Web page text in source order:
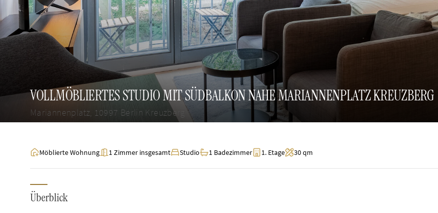
VOLLMÖBLIERTES STUDIO MIT SÜDBALKON NAHE MARIANNENPLATZ KREUZBERG
Mariannenplatz, 10997 Berlin Kreuzberg
Möblierte Wohnung 1 Zimmer insgesamt Studio 1 Badezimmer 1. Etage 30 qm
Überblick